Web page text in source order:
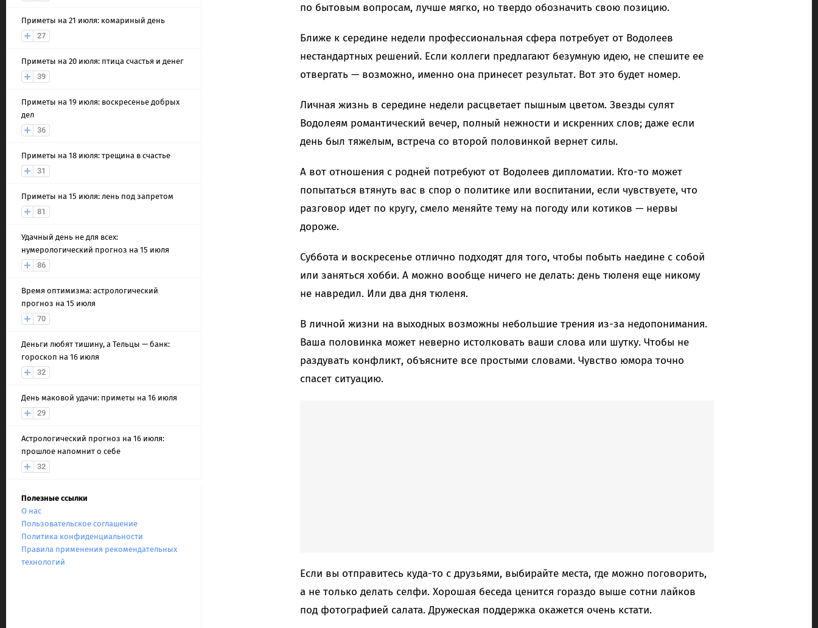
Приметы на 21 июля: комариный день
27
Приметы на 20 июля: птица счастья и денег
39
Приметы на 19 июля: воскресенье добрых
дел
36
Приметы на 18 июля: трещина в счастье
31
Приметы на 15 июля: лень под запретом
81
Удачный день не для всех:
нумерологический прогноз на 15 июля
86
Время оптимизма: астрологический
прогноз на 15 июля
70
Деньги любят тишину, а Тельцы — банк:
гороскоп на 16 июля
32
День маковой удачи: приметы на 16 июля
29
Астрологический прогноз на 16 июля:
прошлое напомнит о себе
32
Полезные ссылки
О нас
Пользовательское соглашение
Политика конфиденциальности
Правила применения рекомендательных
технологий
по бытовым вопросам, лучше мягко, но твердо обозначить свою позицию.
Ближе к середине недели профессиональная сфера потребует от Водолеев
нестандартных решений. Если коллеги предлагают безумную идею, не спешите ее
отвергать — возможно, именно она принесет результат. Вот это будет номер.
Личная жизнь в середине недели расцветает пышным цветом. Звезды сулят
Водолеям романтический вечер, полный нежности и искренних слов; даже если
день был тяжелым, встреча со второй половинкой вернет силы.
А вот отношения с родней потребуют от Водолеев дипломатии. Кто-то может
попытаться втянуть вас в спор о политике или воспитании, если чувствуете, что
разговор идет по кругу, смело меняйте тему на погоду или котиков — нервы
дороже.
Суббота и воскресенье отлично подходят для того, чтобы побыть наедине с собой
или заняться хобби. А можно вообще ничего не делать: день тюленя еще никому
не навредил. Или два дня тюленя.
В личной жизни на выходных возможны небольшие трения из-за недопонимания.
Ваша половинка может неверно истолковать ваши слова или шутку. Чтобы не
раздувать конфликт, объясните все простыми словами. Чувство юмора точно
спасет ситуацию.
Если вы отправитесь куда-то с друзьями, выбирайте места, где можно поговорить,
а не только делать селфи. Хорошая беседа ценится гораздо выше сотни лайков
под фотографией салата. Дружеская поддержка окажется очень кстати.